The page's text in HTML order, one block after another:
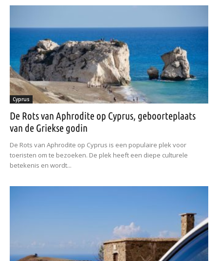
Cyprus
De Rots van Aphrodite op Cyprus, geboorteplaats
van de Griekse godin
De Rots van Aphrodite op Cyprus is een populaire plek voor
toeristen om te bezoeken. De plek heeft een diepe culturele
betekenis en wordt...